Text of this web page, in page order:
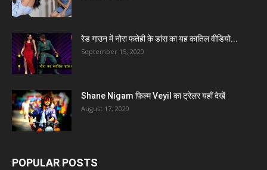
रेड गाउन में नोरा फतेही के डांस का यह कातिल वीडियो...
September 15, 2020
Shane Nigam फिल्म Veyil का ट्रेलर यहाँ देखें
August 17, 2020
POPULAR POSTS